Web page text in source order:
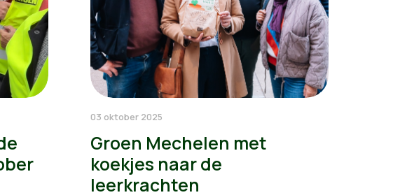
03 oktober 2025
Groen Mechelen met
koekjes naar de
leerkrachten